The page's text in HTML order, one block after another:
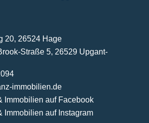
20, 26524 Hage
Straße 5, 26529 Upgant-
immobilien.de
Immobilien auf Facebook
Immobilien auf Instagram